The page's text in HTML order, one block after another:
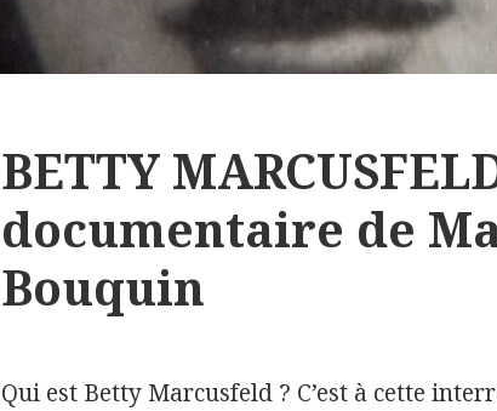
BETTY
documentaire de
Bouquin
Qui est Betty Marcusfeld ? C’est à cette